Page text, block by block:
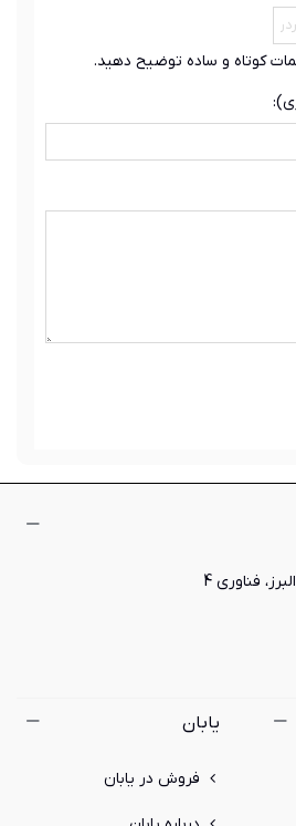
کلمات کوتاه و ساده توضیح دهید.
فناوری 4
یابان
فروش در یابان